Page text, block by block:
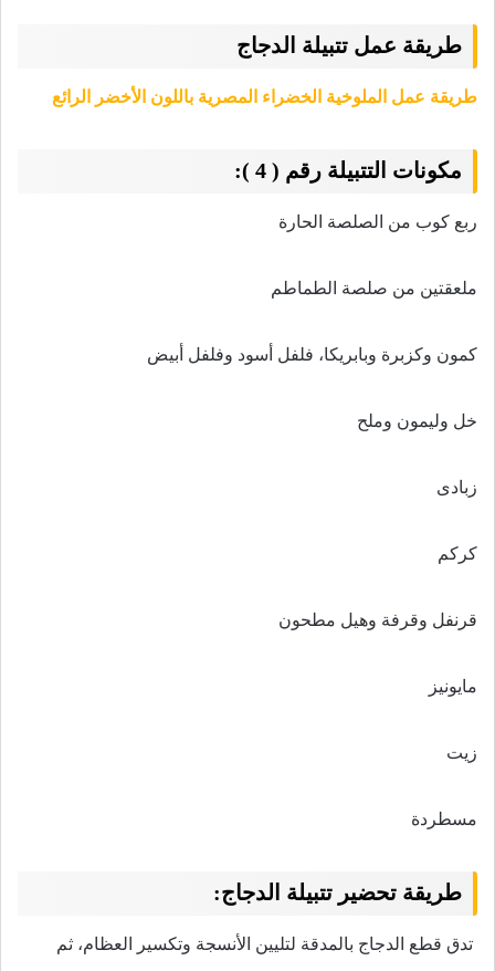
طريقة عمل تتبيلة الدجاج
طريقة عمل الملوخية الخضراء المصرية باللون الأخضر الرائع
مكونات التتبيلة رقم ( 4 ):
ربع كوب من الصلصة الحارة
ملعقتين من صلصة الطماطم
كمون وكزبرة وبابريكا، فلفل أسود وفلفل أبيض
خل وليمون وملح
زبادى
كركم
قرنفل وقرفة وهيل مطحون
مايونيز
زيت
مسطردة
طريقة تحضير تتبيلة الدجاج:
تدق قطع الدجاج بالمدقة لتليين الأنسجة وتكسير العظام، ثم